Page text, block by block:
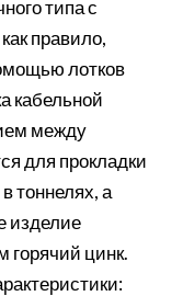
типа с
правило,
лотков
кабельной
между
для прокладки
тоннелях, а
изделие
горячий цинк.